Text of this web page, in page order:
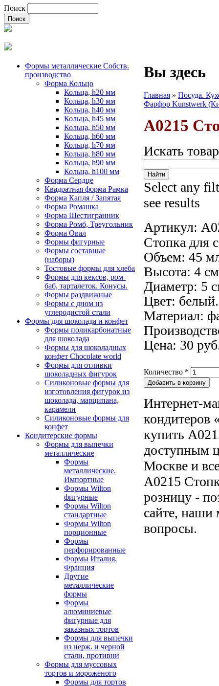
Поиск
Формы металлические Собств.
производство
Форма Кольцо
Кольца, h20 мм
Кольца, h30 мм
Кольца, h40 мм
Кольца, h45 мм
Кольца, h50 мм
Кольца, h60 мм
Кольца, h70 мм
Кольца, h80 мм
Кольца, h90 мм
Кольца, h100 мм
Форма Сердце
Квадратная форма Рамка
Форма Капля / Запятая
Форма Ромашка
Форма Шестигранник
Форма Ромб, Треугольник
Форма Овал
Формы фигурные
Формы составные
(наборы)
Тостовые формы для хлеба
Формы для кексов, ром-
баб, тарталеток. Конусы.
Формы раздвижные
Формы с дном из
углеродистой стали
Формы для шоколада и конфет
Формы поликарбонатные
для шоколада
Формы для шоколадных
конфет Сhocolate world
Формы для отливки
шоколадных фигурок
Силиконовые формы для
изготовления фигурок из
шоколада, марципана,
карамели
Силиконовые формы для
конфет
Кондитерские формы
Формы для выпечки
металлические
Формы
металлические.
Импортные
Формы Wilton
фигурные
Формы Wilton
стандартные
Формы Wilton
порционные
Формы
перфорированные
Формы Италия,
Франция
Другие
металлические
формы
Формы
алюминиевые
фигурные для
заказных тортов
Формы для выпечки
из нерж. и черной
стали, противни
Формы для муссовых
тортов и мороженого
Формы для тортов
Вы здесь
Главная » Посуда.
Фарфор Kunstwerk
A0215
Искать
Select any
see results
Артикул:
Стопка для
Объем: 45
Высота: 4
Диаметр: 5
Цвет: белый.
Материал:
Цена: 30
Количество *
Интернет-
кондитеров
купить
доступным
Москве и
A0215
розницу -
сайте, наши
вопросы.